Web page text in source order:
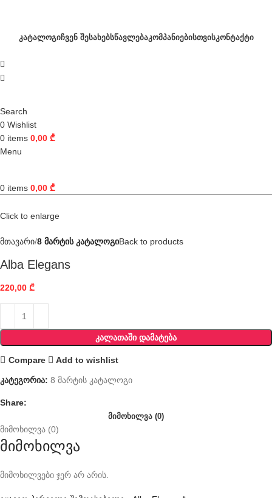
ᲙᲐᲢᲐᲚᲝᲒᲘᲩᲕᲔᲜ ᲨᲔᲡᲐᲮᲔᲑᲡᲬᲐᲕᲚᲔᲑᲐᲙᲝᲛᲞᲐᲜᲘᲔᲑᲘᲡᲗᲕᲘᲡᲙᲝᲜᲢᲐᲥᲢᲘ
Search
0 Wishlist
0 items 0,00 ₾
Menu
0 items 0,00 ₾
Click to enlarge
მთავარი 8 მარტის კატალოგიBack to products
Alba Elegans
220,00 ₾
ᲙᲐᲚᲐᲗᲐᲨᲘ ᲓᲐᲛᲐᲢᲔᲑᲐ
Compare Add to wishlist
კატეგორია: 8 მარტის კატალოგი
Share:
ᲛᲘᲛᲝᲮᲘᲚᲕᲐ (0)
მიმოხილვა (0)
მიმოხილვა
მიმოხილვები ჯერ არ არის.